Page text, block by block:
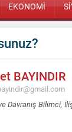
EKONOMİ
BAYINDIR
Davranış Bilimci,